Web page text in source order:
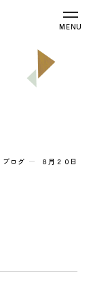
たかがみねこ
MENU
ブログ ８月２０日